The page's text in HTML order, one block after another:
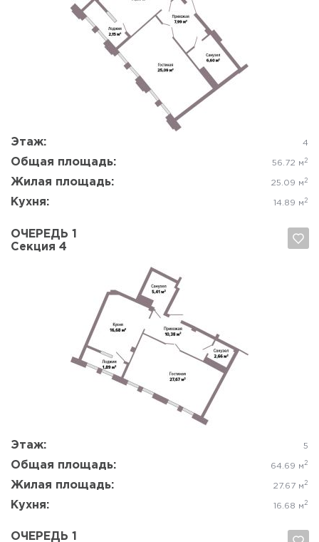
Этаж: 4
Общая площадь: 56.72 м 2
Жилая площадь: 25.09 м 2
Кухня: 14.89 м 2
Да, удалить Отмена
ОЧЕРЕДЬ 1
Секция 4
Этаж: 5
Общая площадь: 64.69 м 2
Жилая площадь: 27.67 м 2
Кухня: 16.68 м 2
Отмена
ОЧЕРЕДЬ 1